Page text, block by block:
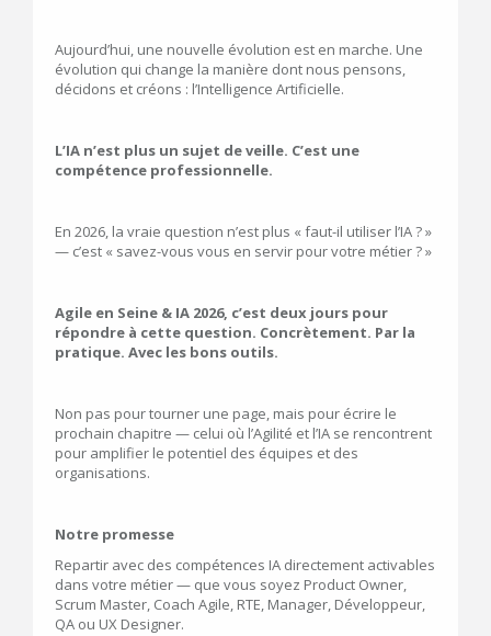
Aujourd’hui, une nouvelle évolution est en marche. Une
évolution qui change la manière dont nous pensons,
décidons et créons : l’Intelligence Artificielle.
L’IA n’est plus un sujet de veille. C’est une
compétence professionnelle.
En 2026, la vraie question n’est plus « faut-il utiliser l’IA ? »
— c’est « savez-vous vous en servir pour votre métier ? »
Agile en Seine & IA 2026, c’est deux jours pour
répondre à cette question. Concrètement. Par la
pratique. Avec les bons outils.
Non pas pour tourner une page, mais pour écrire le
prochain chapitre — celui où l’Agilité et l’IA se rencontrent
pour amplifier le potentiel des équipes et des
organisations.
Notre promesse
Repartir avec des compétences IA directement activables
dans votre métier — que vous soyez Product Owner,
Scrum Master, Coach Agile, RTE, Manager, Développeur,
QA ou UX Designer.